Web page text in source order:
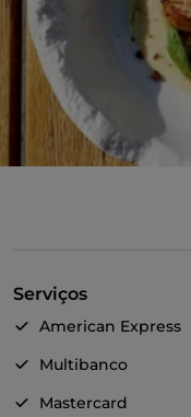
Serviços
American Express
Multibanco
Mastercard